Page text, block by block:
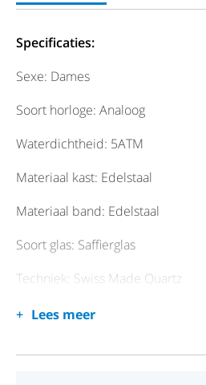
Specificaties:
Sexe: Dames
Soort horloge: Analoog
Waterdichtheid: 5ATM
Materiaal kast: Edelstaal
Materiaal band: Edelstaal
Soort glas: Saffierglas
Techniek: Swiss Made Quartz
Dag/Datum: Datum
Lees meer